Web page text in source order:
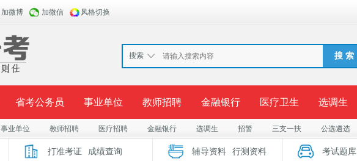
加微博 加微信 风格切换
搜索 搜 索
省考公务员 事业单位 教师招聘 金融银行 医疗卫生 选调生
面试公告 报考指导 报名入口 准考证打印 成绩查询 录用公示
事业单位 教师招聘 医疗招聘 金融银行 选调生 招警 三支一扶 公选遴选
打准考证
成绩查询
辅导资料
行测资料
考试题库